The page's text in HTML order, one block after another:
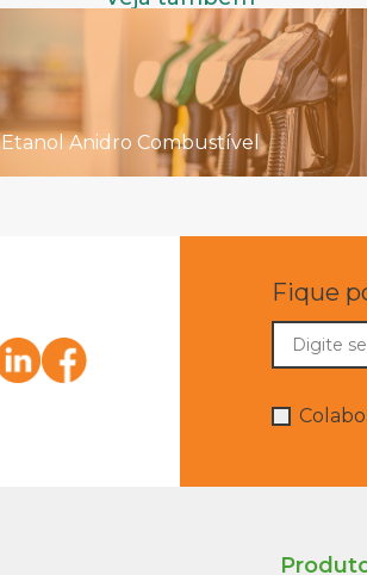
Etanol Anidro Combustível
Fique